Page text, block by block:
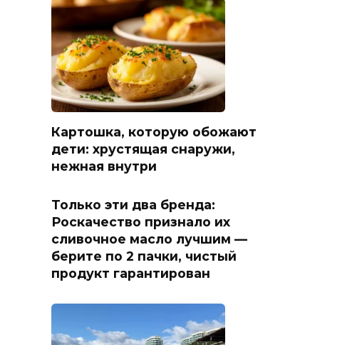
Картошка, которую обожают
дети: хрустящая снаружи,
нежная внутри
Только эти два бренда:
Роскачество признало их
сливочное масло лучшим —
берите по 2 пачки, чистый
продукт гарантирован